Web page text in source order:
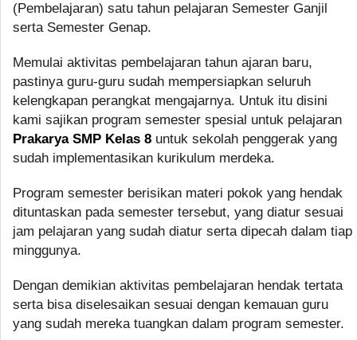
(Pembelajaran) satu tahun pelajaran Semester Ganjil
serta Semester Genap.
Memulai aktivitas pembelajaran tahun ajaran baru,
pastinya guru-guru sudah mempersiapkan seluruh
kelengkapan perangkat mengajarnya. Untuk itu disini
kami sajikan program semester spesial untuk pelajaran
Prakarya SMP Kelas 8 untuk sekolah penggerak yang
sudah implementasikan kurikulum merdeka.
Program semester berisikan materi pokok yang hendak
dituntaskan pada semester tersebut, yang diatur sesuai
jam pelajaran yang sudah diatur serta dipecah dalam tiap
minggunya.
Dengan demikian aktivitas pembelajaran hendak tertata
serta bisa diselesaikan sesuai dengan kemauan guru
yang sudah mereka tuangkan dalam program semester.